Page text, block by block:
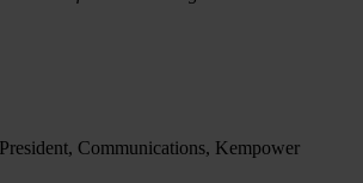
Communications, Kempower